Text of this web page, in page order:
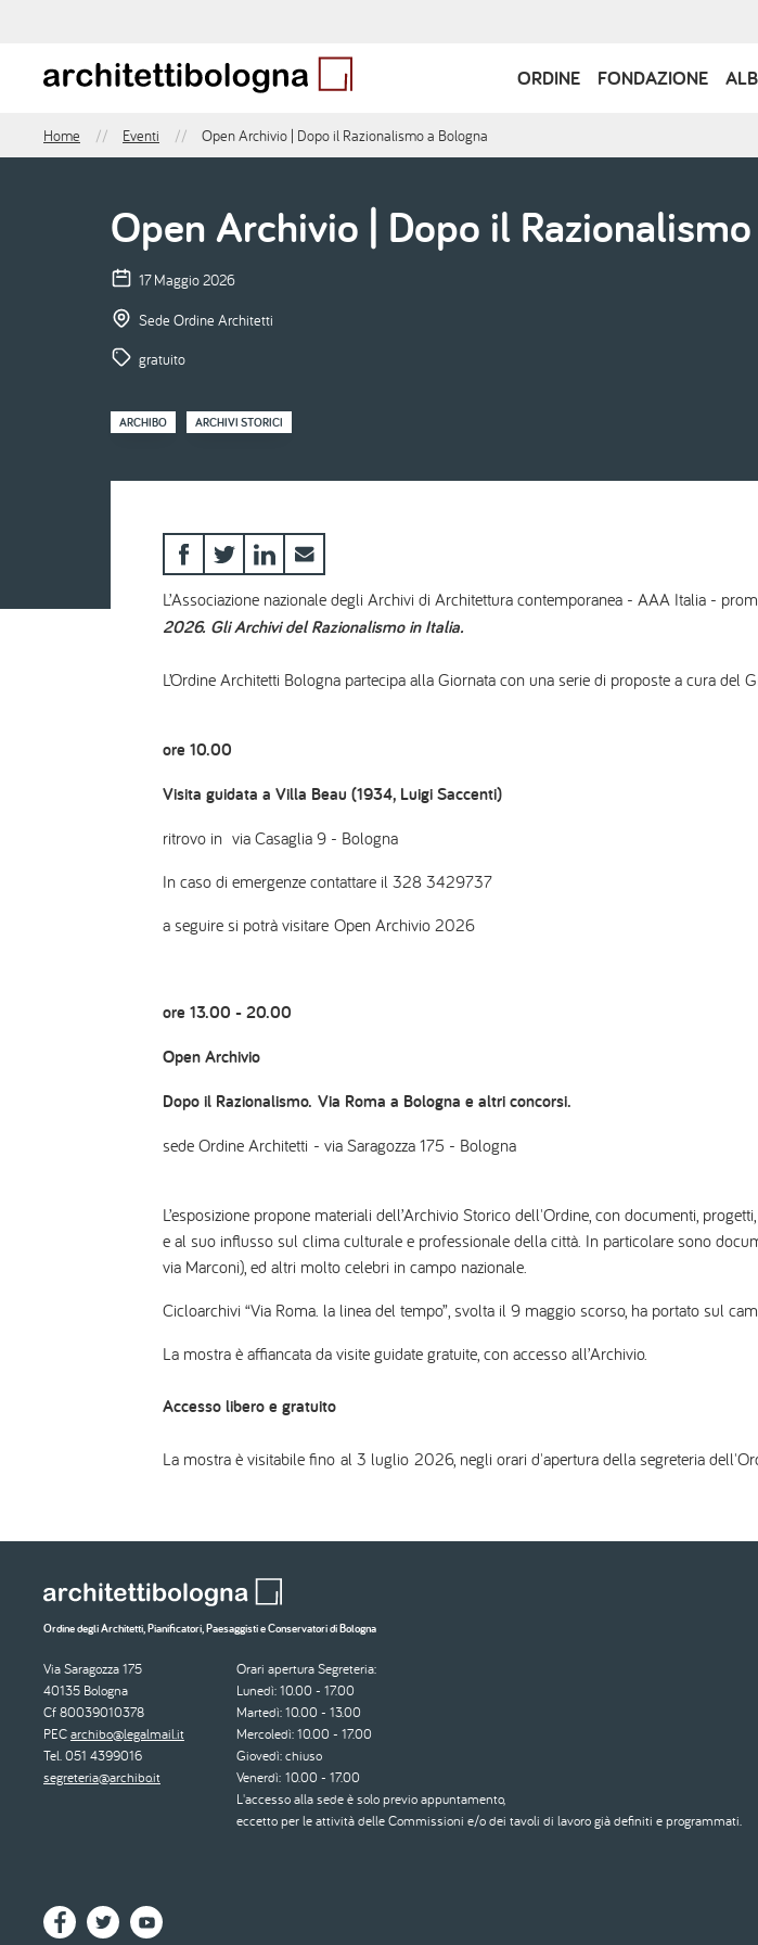
contenuto
principale
Navigazione
ORDINE FONDAZIONE
Briciole
Home Eventi Open Archivio | Dopo il Razionalismo a Bologna
Open Archivio | Dopo il
17 Maggio 2026
Sede Ordine Architetti
gratuito
ARCHIBO ARCHIVI STORICI
L’Associazione nazionale degli Archivi di Architettura contemporanea - AAA Italia -
2026. Gli Archivi del Razionalismo in Italia.
L’Ordine Architetti Bologna partecipa alla Giornata con una serie di proposte a cura del
ore 10.00
Visita guidata a Villa Beau (1934, Luigi Saccenti)
ritrovo in via Casaglia 9 - Bologna
In caso di emergenze contattare il 328 3429737
a seguire si potrà visitare Open Archivio 2026
ore 13.00 - 20.00
Open Archivio
Dopo il Razionalismo. Via Roma a Bologna e altri concorsi.
sede Ordine Architetti - via Saragozza 175 - Bologna
L’esposizione propone materiali dell’Archivio Storico dell'Ordine, con documenti,
e al suo influsso sul clima culturale e professionale della città. In particolare sono
via Marconi), ed altri molto celebri in campo nazionale.
Cicloarchivi “Via Roma. la linea del tempo”, svolta il 9 maggio scorso, ha portato sul
La mostra è affiancata da visite guidate gratuite, con accesso all’Archivio.
Accesso libero e gratuito
La mostra è visitabile fino al 3 luglio 2026, negli orari d'apertura della segreteria
Ordine degli Architetti, Pianificatori, Paesaggisti e Conservatori di Bologna
Via Saragozza 175
40135 Bologna
Cf 80039010378
PECarchibo@legalmail.it
Tel. 051 4399016
segreteria@archibo.it
Orari apertura Segreteria:
Lunedì: 10.00 - 17.00
Martedì: 10.00 - 13.00
Mercoledì: 10.00 - 17.00
Giovedì: chiuso
Venerdì: 10.00 - 17.00
L'accesso alla sede è solo previo appuntamento,
eccetto per le attività delle Commissioni e/o dei tavoli di lavoro già definiti e programmati.